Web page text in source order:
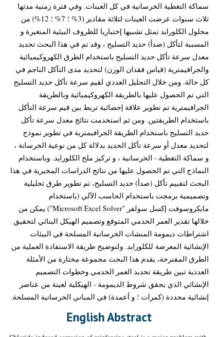
سماكة التغطية الخرسانية في كل العينات. وفي فترة زمنية مدتها
ثلاث سنوات عرضت العينات لثلاثة مقادير (3% ؛ 7% ؛ 12%) من
محلول الكلورايد تمثل تشبيها إختباريا للظروف البيئية المتغيرة و
المسببة لتأكل (صدأ) حديد التسليح ، وقد تم في هذا البحث تحديد
معدل سرعة تأكل حديد التسليح باستخدام الطرق الكهروكيميائية
والجرافيمترية (قياس فقدان الوزن) لتحديد مدى التآكل الناجم في
كل حالة. ومن خلال التحليل العددي لقيم سرعة تأكل حديد التسليح
التي تم الحصول عليها بالطريقة الكهروكيميائية وبالطريقة
الجرافيمترية تم تطوير علاقة إحصائية تربط بين قيم سرعة التأكل
باستخدام الطريقتين. ومن ثم استخدمت نتائج معدل سرعة تأكل
حديد التسليح باستخدام الطريقة الجرافيمترية في تطوير نموذج
لتحديد معدل أو سرعة تأكل الحديد بدلالة كل من نوعية الخرسانة ،
و سماكة التغطية - الخرسانية ، و تركيز ملح الكلورايد. وباستخدام
النماذج التي تم الحصول عليها من نتائج الدراسات المخبرية في هذا
البحث لتقييم تأكل (صدأ) حديد التسليح، تم تطوير طرق تحليلية
وتصميمية برمجت باستخدام الحاسب الآلي (باستخدام
مايكروسوفت إكسل سولفر "Microsoft Excel Solver") يمكن من
خلالها تقدير العمر الخدمي المتوقع وتصميم الهيكل البنائي لتحقيق
اشتراطات ديمومة المنشات الخرسانية المسلحة في البيئات
الإنشائية المعرضة للكلورايد. ولتوضيح طريقة الاستفادة العملية من
الطرق المقترحة، يقدم هذا البحث مجموعة مختارة من الأمثلة
العددية تبين طريقة تحديد العمر الخدمي وخطوات التصميم
الإنشائي الذي يحقق شروط الديمومة - الهيكلية لعينة من عناصر
إنشائية محددة (كمرات ؛ و أعمدة) في المباني الخرسانية المسلحة.
English Abstract